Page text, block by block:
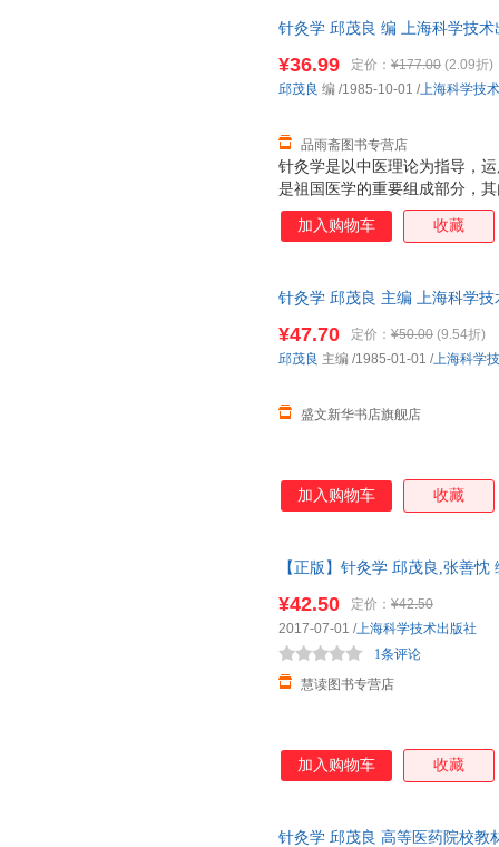
针灸学 邱茂良 编 上海科学技
针灸学是以中医理论为指导，
是祖国医学的重要组成部分，
等部分。 针灸具有适应证广、
年来深受广大劳动人民的欢迎
展规律等方面探索，远在文字
通过长期的实践，从各种树枝
具、材料的逐步改革，扩大了
¥36.99 定价： ¥177.00 (2.09折)
品雨斋图书专营店
邱茂良 编 /1985-10-01 /上海科学技
加入购物车 收藏
针灸学 邱茂良 主编 上海科学
¥47.70 定价： ¥50.00 (9.54折)
盛文新华书店旗舰店
邱茂良 主编 /1985-01-01 /上海科学
加入购物车 收藏
【正版】针灸学 邱茂良,张善忱
¥42.50 定价： ¥42.50
慧读图书专营店
1条评论
2017-07-01 /上海科学技术出版社
加入购物车 收藏
针灸学 邱茂良 高等医药院校教